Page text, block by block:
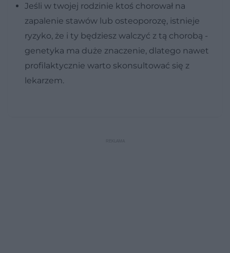
Jeśli w twojej rodzinie ktoś chorował na
zapalenie stawów lub osteoporozę, istnieje
ryzyko, że i ty będziesz walczyć z tą chorobą -
genetyka ma duże znaczenie, dlatego nawet
profilaktycznie warto skonsultować się z
lekarzem.